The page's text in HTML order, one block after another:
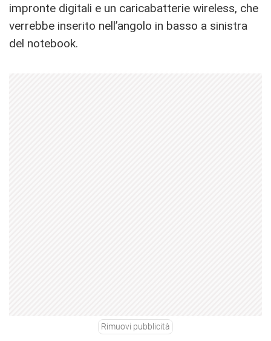
impronte digitali e un caricabatterie wireless, che
verrebbe inserito nell’angolo in basso a sinistra
del notebook.
Rimuovi pubblicità